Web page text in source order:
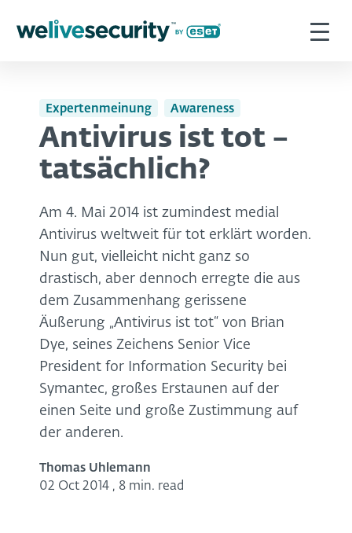
Expertenmeinung Awareness
Antivirus ist tot –
tatsächlich?
Am 4. Mai 2014 ist zumindest medial
Antivirus weltweit für tot erklärt worden.
Nun gut, vielleicht nicht ganz so
drastisch, aber dennoch erregte die aus
dem Zusammenhang gerissene
Äußerung „Antivirus ist tot“ von Brian
Dye, seines Zeichens Senior Vice
President for Information Security bei
Symantec, großes Erstaunen auf der
einen Seite und große Zustimmung auf
der anderen.
Thomas Uhlemann
02 Oct 2014 , 8 min. read